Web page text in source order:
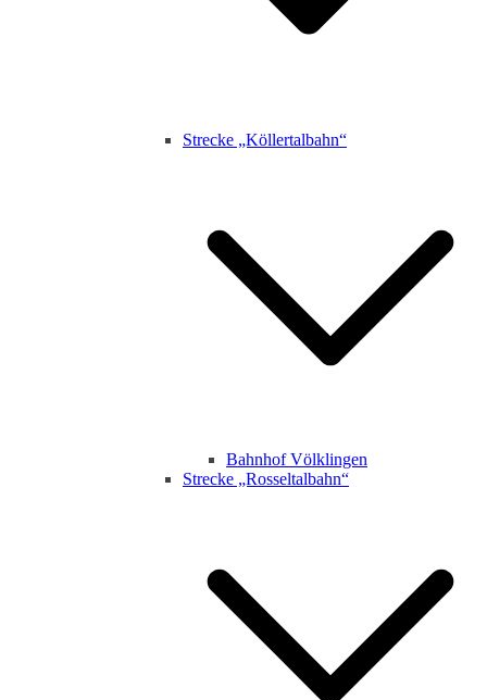
Strecke „Köllertalbahn“
Bahnhof Völklingen
Strecke „Rosseltalbahn“